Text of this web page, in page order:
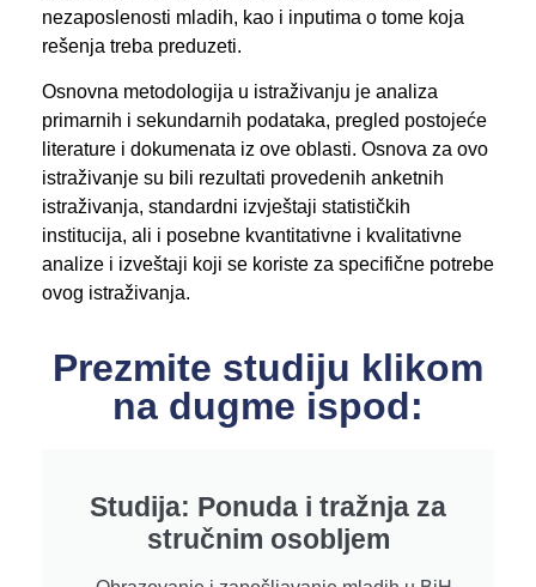
nezaposlenosti mladih, kao i inputima o tome koja
rešenja treba preduzeti.
Osnovna metodologija u istraživanju je analiza
primarnih i sekundarnih podataka, pregled postojeće
literature i dokumenata iz ove oblasti. Osnova za ovo
istraživanje su bili rezultati provedenih anketnih
istraživanja, standardni izvještaji statističkih
institucija, ali i posebne kvantitativne i kvalitativne
analize i izveštaji koji se koriste za specifične potrebe
ovog istraživanja.
Prezmite studiju klikom
na dugme ispod:
Studija: Ponuda i tražnja za
stručnim osobljem